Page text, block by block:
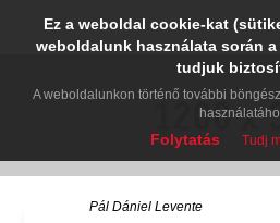
Pál Dániel Levente
Ez a weboldal cookie-kat
weboldalunk használata során
tudjuk
A weboldalunkon történő további
Folytatás Tudj